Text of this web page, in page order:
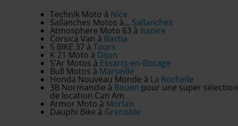
Technik Moto à Nice
Sallanches Motos à… Sallanches
Atmosphere Moto 63 à Issoire
Corsica Van à Bastia
S BIKE 37 à Tours
K 21 Moto à Dijon
S’Ar Motos à Essarts-en-Bocage
Bull Motos à Marseille
Honda Nouveau Monde à La Rochelle
3B Normandie à Rouen pour une super sélection
de location Can Am
Armor Moto à Morlaix
Dauphi Bike à Grenoble